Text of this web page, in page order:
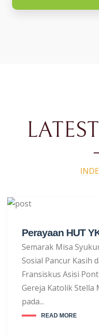
Perayaan HUT
Semarak Misa
Sosial Pancur Kasih
Fransiskus Asisi
Gereja Katolik Stella
pada...
READ MORE